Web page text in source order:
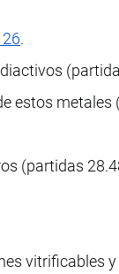
.
estos metales
(partidas
vitrificables